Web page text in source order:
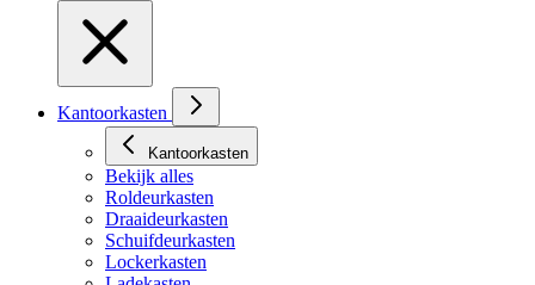
Kantoorkasten
Kantoorkasten
Bekijk alles
Roldeurkasten
Draaideurkasten
Schuifdeurkasten
Lockerkasten